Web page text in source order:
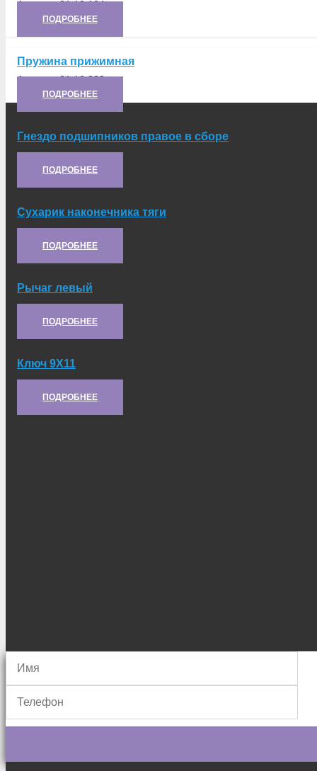
Артикул:21.10.124
ПОДРОБНЕЕ
Пружина прижимная
Артикул:21.10.333
ПОДРОБНЕЕ
Гнездо подшипников правое в сборе
Артикул:21.10.028-1
ПОДРОБНЕЕ
Сухарик наконечника тяги
Артикул:6.20.116
ПОДРОБНЕЕ
Рычаг левый
Артикул:5.50.121
ПОДРОБНЕЕ
Ключ 9Х11
Артикул:330-131-1
ПОДРОБНЕЕ